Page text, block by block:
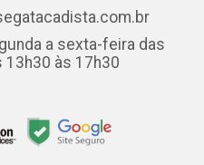
a sexta-feira das
13h30 às 17h30